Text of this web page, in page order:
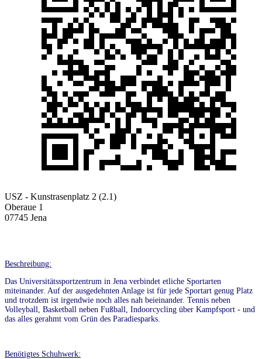
USZ - Kunstrasenplatz 2 (2.1)
Oberaue 1
07745 Jena
Beschreibung:
Das Universitätssportzentrum in Jena verbindet etliche Sportarten
miteinander. Auf der ausgedehnten Anlage ist für jede Sportart genug Platz
und trotzdem ist irgendwie noch alles nah beieinander. Tennis neben
Volleyball, Basketball neben Fußball, Indoorcycling über Kampfsport - und
das alles gerahmt vom Grün des Paradiesparks.
Benötigtes Schuhwerk: